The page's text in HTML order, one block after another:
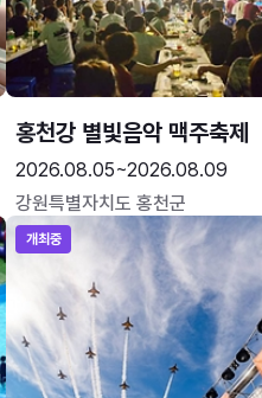
홍천강 별빛음악 맥주축제
2026.08.05~2026.08.09
강원특별자치도 홍천군
개최중